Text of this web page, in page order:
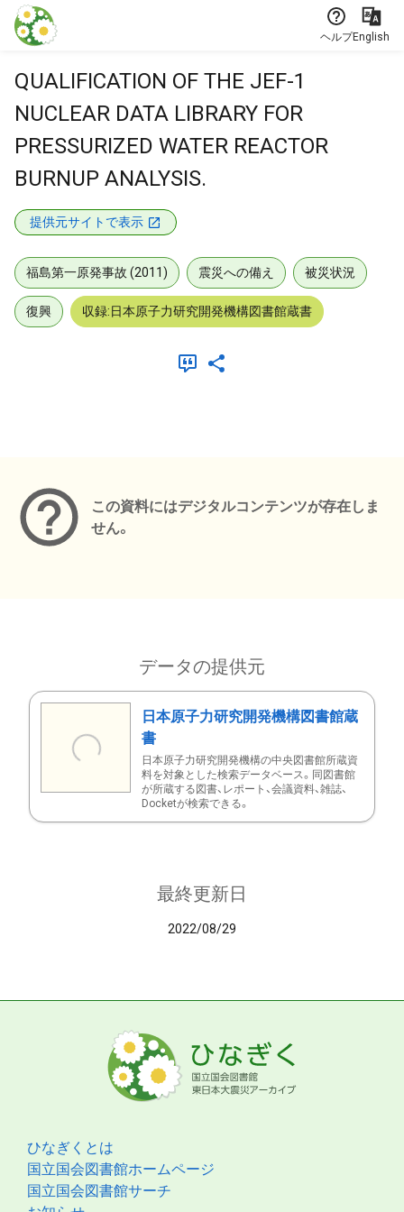
本文に飛ぶ
ヘルプEnglish
QUALIFICATION OF THE JEF-1
NUCLEAR DATA LIBRARY FOR
PRESSURIZED WATER REACTOR
BURNUP ANALYSIS.
提供元サイトで表示
福島第一原発事故 (2011) 震災への備え 被災状況
復興 収録:日本原子力研究開発機構図書館蔵書
この資料にはデジタルコンテンツが存在しま
せん。
データの提供元
日本原子力研究開発機構図書館蔵
書
日本原子力研究開発機構の中央図書館所蔵資
料を対象とした検索データベース。同図書館
が所蔵する図書、レポート、会議資料、雑誌、
Docketが検索できる。
最終更新日
2022/08/29
ひなぎくとは
国立国会図書館ホームページ
国立国会図書館サーチ